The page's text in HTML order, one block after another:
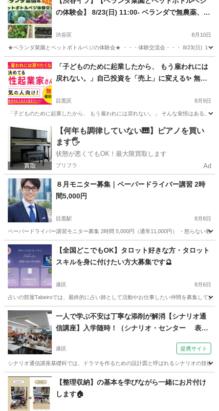
の体験会】 8/23(日) 11:00- ベランダで無農薬、無
で自給自足
渋谷区 8月10日
★ベランダ菜園とペットボトルベジの体験会★ ・・・体験交流会・・・ 8/23(日) １
東京 渋谷区 その他 ドリンク
「子どものために起業したから、 もう雇われには
戻れない。」自己投資を「売上」に変える✨ 無料
目黒区 8月9日
「子どものために起業したから、 もう雇われには戻れない。」 そんな覚悟はある。
東京 目黒区 その他 子ども
【何年も調律していない🎹】ピアノを買い
ます🖐️
状態が悪くてもOK！最大限買取します
プリフラ Ad
８月モニター募集｜ペーパードライバー講習 2時
間5,000円
目黒駅 8月8日
ペーパードライバー講習モニター募集 2時間 5,000円（通常11,000円） ・怒らない教
東京 千代田区 目黒駅 その他 サッカーコーチ
【全国どこでもOK】タロット好きな方・タロット
スキルを身に付けたい方大募集です🔮
港区 8月6日
占いの部屋Tabeiroでは、最終的に占い師として活動やお仕事したい仲間を募集して
東京 港区 その他 ひとみ
一人で学ぶ不安は丁寧な添削が解消【シナリオ通
信講座】入学随時！（シナリオ・センター 表参
港区 提携サイト
シナリオ通信講座基礎科では、ドラマを作るための設計図と呼ばれるシナリオの技術
東京 港区 その他
【整理収納】の基本を学びながら一緒にお片付け
します🏠